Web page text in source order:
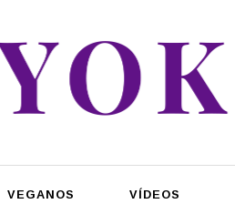
VEGANOS VÍDEOS